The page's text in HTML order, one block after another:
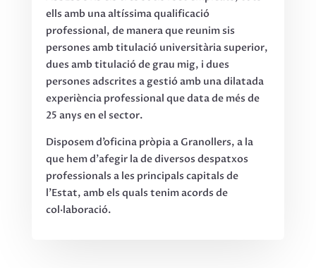
ells amb una altíssima qualificació
professional, de manera que reunim sis
persones amb titulació universitària superior,
dues amb titulació de grau mig, i dues
persones adscrites a gestió amb una dilatada
experiència professional que data de més de
25 anys en el sector.
Disposem d’oficina pròpia a Granollers, a la
que hem d’afegir la de diversos despatxos
professionals a les principals capitals de
l’Estat, amb els quals tenim acords de
col·laboració.